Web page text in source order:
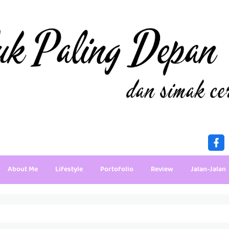
About Me Lifestyle Portofolio Review Jalan-Jalan